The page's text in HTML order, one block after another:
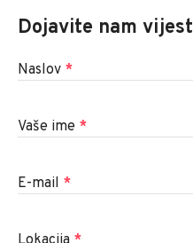
Dojavite nam vijest
Naslov *
Vaše ime *
E-mail *